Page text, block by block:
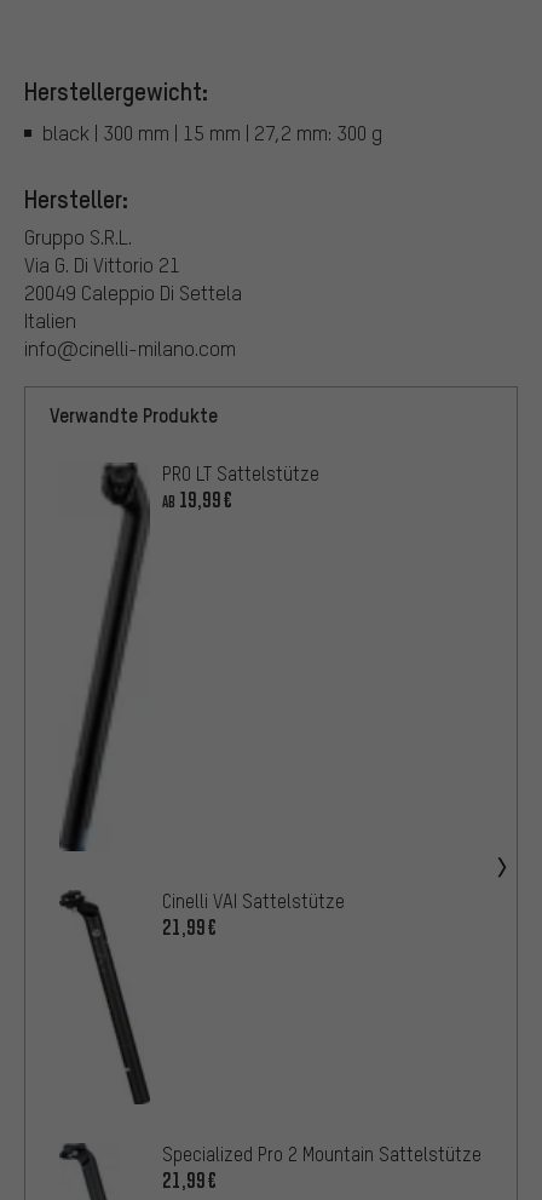
Herstellergewicht:
black | 300 mm | 15 mm | 27,2 mm: 300 g
Hersteller:
Gruppo S.R.L.
Via G. Di Vittorio 21
20049 Caleppio Di Settela
Italien
info@cinelli-milano.com
Verwandte Produkte
PRO LT Sattelstütze
AB 19,99€
Cinelli VAI Sattelstütze
21,99€
Specialized Pro 2 Mountain Sattelstütze
21,99€